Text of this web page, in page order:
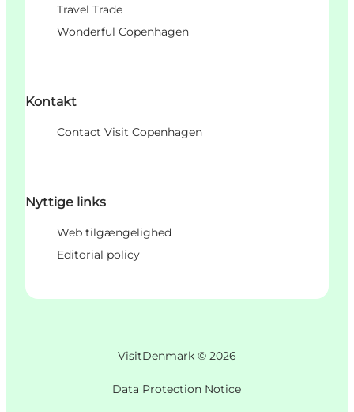
Travel Trade
Wonderful Copenhagen
Kontakt
Contact Visit Copenhagen
Nyttige links
Web tilgængelighed
Editorial policy
VisitDenmark © 2026
Data Protection Notice